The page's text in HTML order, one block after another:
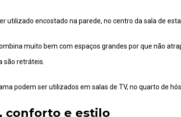
utilizado encostado na parede, no centro da sala de
muito bem com espaços grandes por que não
são retráteis.
podem ser utilizados em salas de TV, no quarto de
conforto e estilo